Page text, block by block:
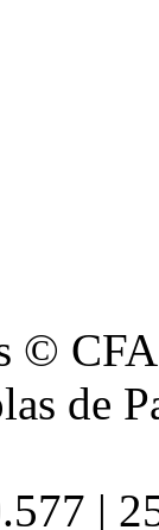
©
de
|